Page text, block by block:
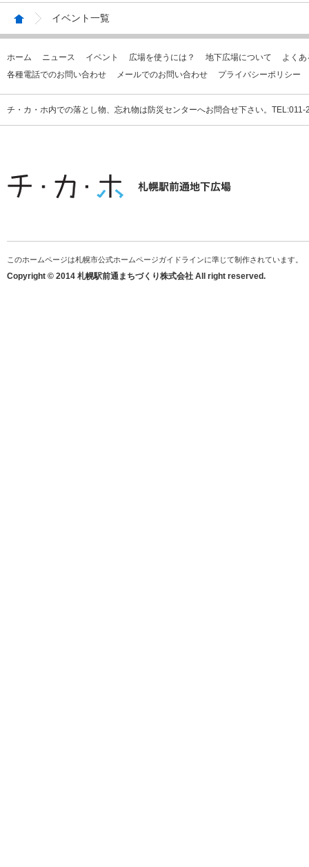
イベント一覧
ホーム ニュース イベント 広場を使うには？ 地下広場について
よく
各種電話でのお問い合わせ
メールでのお問い合わせ プライバシーポリシー
チ・カ・ホ内での落とし物、忘れ物は防災センターへお問合せ下さい。
このホームページは札幌市公式ホームページガイドラインに準じて制作されています。
Copyright © 2014 札幌駅前通まちづくり株式会社 All right reserved.